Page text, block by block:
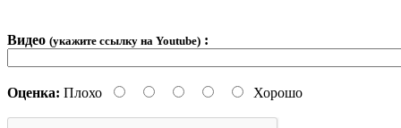
Видео (укажите ссылку на Youtube) :
Оценка: Плохо Хорошо